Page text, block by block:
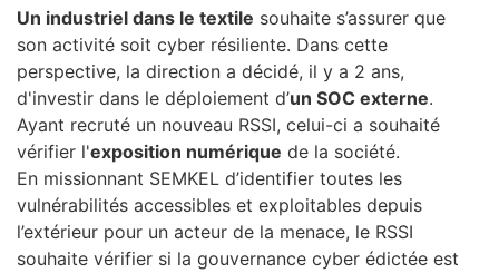
Un industriel dans le textile souhaite s’assurer que
son activité soit cyber résiliente. Dans cette
perspective, la direction a décidé, il y a 2 ans,
d'investir dans le déploiement d’un SOC externe.
Ayant recruté un nouveau RSSI, celui-ci a souhaité
vérifier l'exposition numérique de la société.
En missionnant SEMKEL d’identifier toutes les
vulnérabilités accessibles et exploitables depuis
l’extérieur pour un acteur de la menace, le RSSI
souhaite vérifier si la gouvernance cyber édictée est